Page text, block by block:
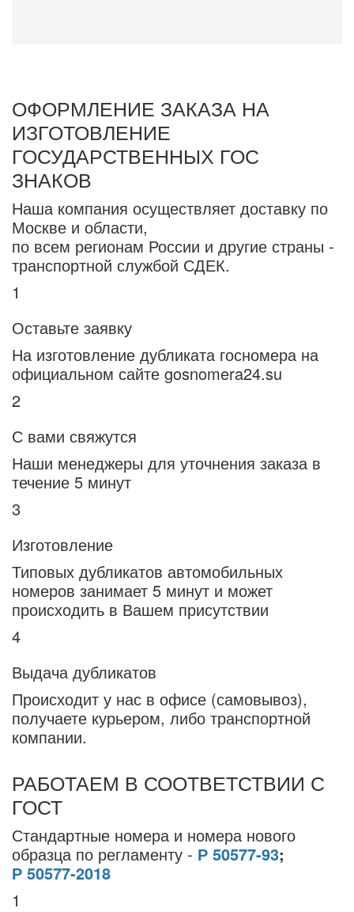
ОФОРМЛЕНИЕ ЗАКАЗА НА
ИЗГОТОВЛЕНИЕ
ГОСУДАРСТВЕННЫХ ГОС
ЗНАКОВ
Наша компания осуществляет доставку по
Москве и области,
по всем регионам России и другие страны -
транспортной службой СДЕК.
1
Оставьте заявку
На изготовление дубликата госномера на
официальном сайте gosnomera24.su
2
С вами свяжутся
Наши менеджеры для уточнения заказа в
течение 5 минут
3
Изготовление
Типовых дубликатов автомобильных
номеров занимает 5 минут и может
происходить в Вашем присутствии
4
Выдача дубликатов
Происходит у нас в офисе (самовывоз),
получаете курьером, либо транспортной
компании.
РАБОТАЕМ В СООТВЕТСТВИИ С
ГОСТ
Стандартные номера и номера нового
образца по регламенту - Р 50577-93;
Р 50577-2018
1